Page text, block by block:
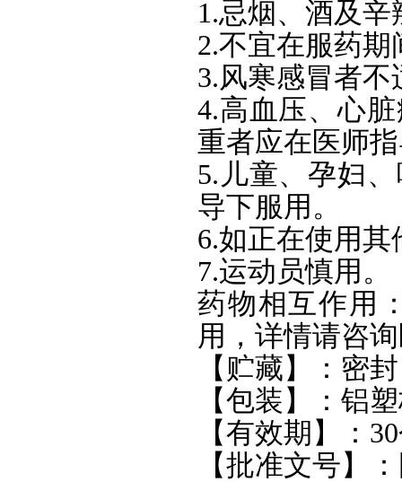
1.忌烟、酒及
2.不宜在服药
3.风寒感冒者不
4.高血压、心
重者应在医师
5.儿童、孕妇
导下服用。
6.如正在使用
7.运动员慎用。
药物相互作用
用，详情请咨
【贮藏】：密
【包装】：铝
【有效期】：
【批准文号】